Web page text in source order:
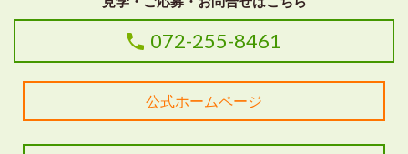
072-255-8461
公式ホームページ